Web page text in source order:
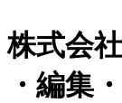
株式会
・編集